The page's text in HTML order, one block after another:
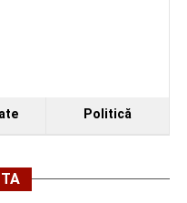
Politică